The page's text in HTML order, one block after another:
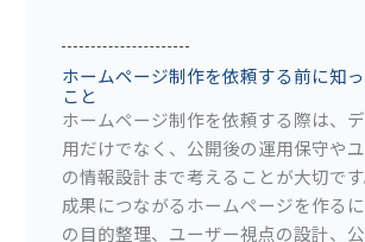
ホームページ制作を依頼する前に知
こと
ホームページ制作を依頼する際は、
用だけでなく、公開後の運用保守や
の情報設計まで考えることが大切です
成果につながるホームページを作る
の目的整理、ユーザー視点の設計、